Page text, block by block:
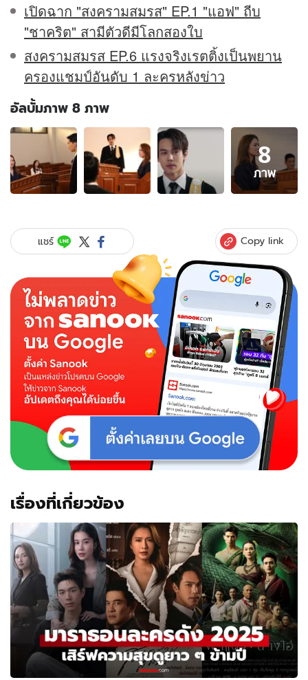
เปิดฉาก "สงครามสมรส" EP.1 "แอฟ" ถีบ
"ชาคริต" สามีตัวดีมีโลกสองใบ
สงครามสมรส EP.6 แรงจริงเรตติ้งเป็นพยาน
ครองแชมป์อันดับ 1 ละครหลังข่าว
อัลบั้มภาพ 8 ภาพ
อัลบั้ม
8
ภาพ
ของ
EP.7
"แอฟ"
อก
หนัก!
โดน
เรื่อง
เตียง
"คดี
หย่า"
8
ภาพ
แชร์ Copy link
เรื่องที่เกี่ยวข้อง